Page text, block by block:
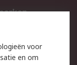
voor
en om